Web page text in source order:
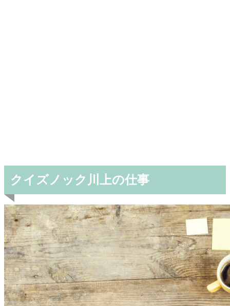
クイズノック川上の仕事